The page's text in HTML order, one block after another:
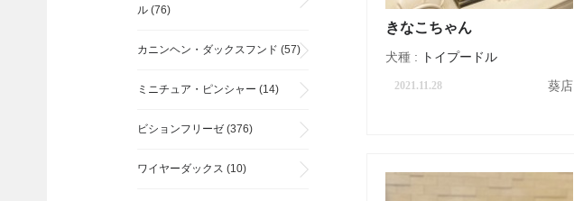
きなこちゃん
犬種 : トイプードル
2021.11.28 葵店
ル (76)
カニンヘン・ダックスフンド (57)
ミニチュア・ピンシャー (14)
ビションフリーゼ (376)
ワイヤーダックス (10)